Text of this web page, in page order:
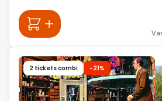
2 tickets combi -21%